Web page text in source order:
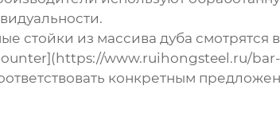
стойки из массива дуба
www.ruihongsteel.ru/
конкретным